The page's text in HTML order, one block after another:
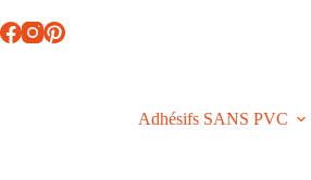
au
contenu
Adhésifs SANS PVC